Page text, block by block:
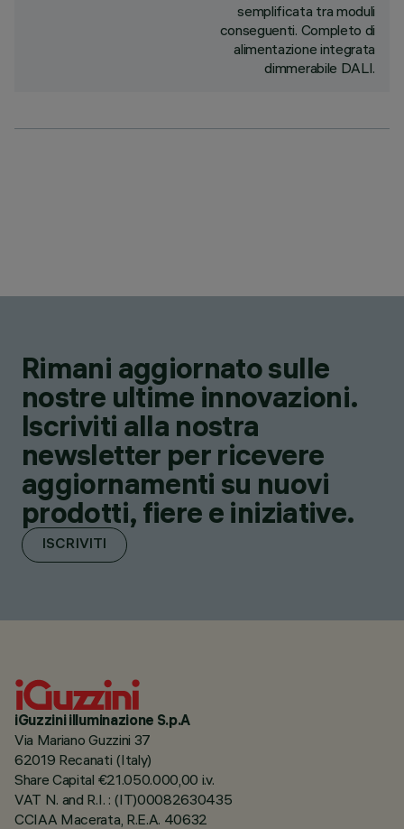
semplificata tra moduli
conseguenti. Completo di
alimentazione integrata
dimmerabile DALI.
Rimani aggiornato sulle
nostre ultime innovazioni.
Iscriviti alla nostra
newsletter per ricevere
aggiornamenti su nuovi
prodotti, fiere e iniziative.
ISCRIVITI
iGuzzini illuminazione S.p.A
Via Mariano Guzzini 37
62019 Recanati (Italy)
Share Capital €21.050.000,00 i.v.
VAT N. and R.I. : (IT)00082630435
CCIAA Macerata, R.E.A. 40632